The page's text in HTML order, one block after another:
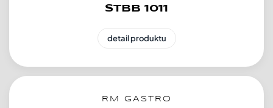
STBB 1011
detail produktu
RM GASTRO